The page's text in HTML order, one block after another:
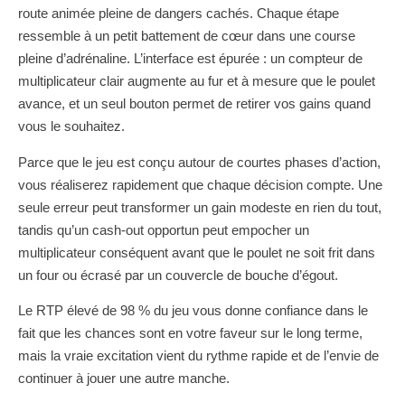
route animée pleine de dangers cachés. Chaque étape
ressemble à un petit battement de cœur dans une course
pleine d’adrénaline. L’interface est épurée : un compteur de
multiplicateur clair augmente au fur et à mesure que le poulet
avance, et un seul bouton permet de retirer vos gains quand
vous le souhaitez.
Parce que le jeu est conçu autour de courtes phases d’action,
vous réaliserez rapidement que chaque décision compte. Une
seule erreur peut transformer un gain modeste en rien du tout,
tandis qu’un cash‑out opportun peut empocher un
multiplicateur conséquent avant que le poulet ne soit frit dans
un four ou écrasé par un couvercle de bouche d’égout.
Le RTP élevé de 98 % du jeu vous donne confiance dans le
fait que les chances sont en votre faveur sur le long terme,
mais la vraie excitation vient du rythme rapide et de l’envie de
continuer à jouer une autre manche.